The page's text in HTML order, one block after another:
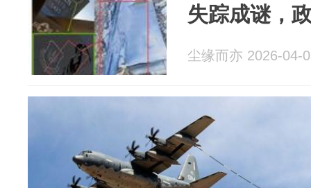
失踪成谜，
尘缘而亦 2026-04-